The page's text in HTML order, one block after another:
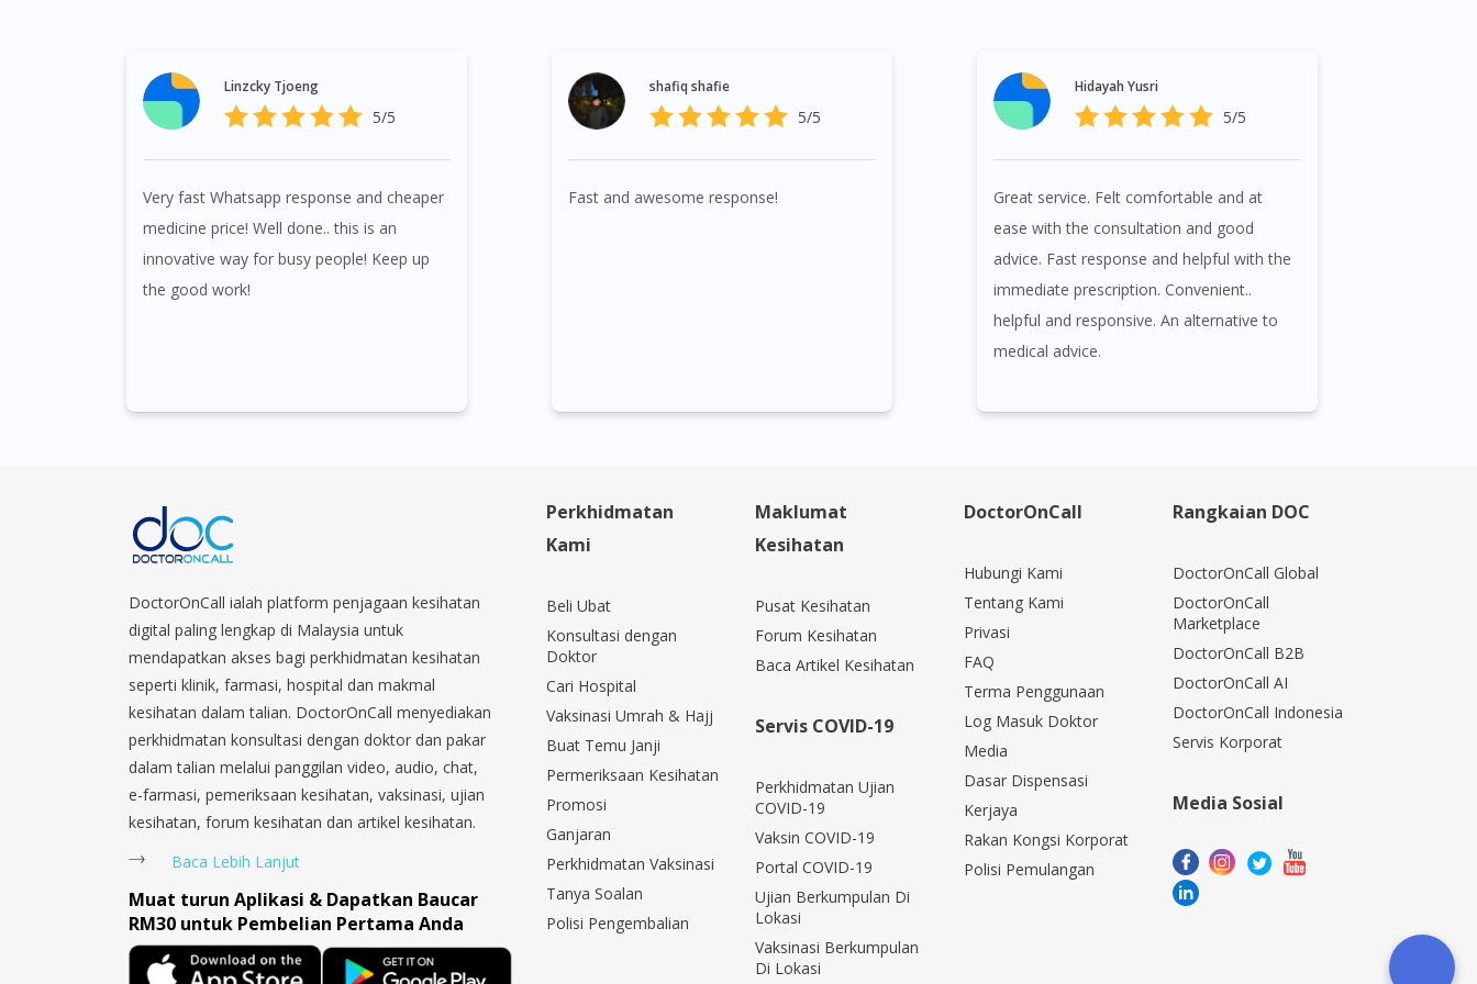
Linzcky Tjoeng
5/5
Very fast Whatsapp response and cheaper
medicine price! Well done.. this is an
innovative way for busy people! Keep up
the good work!
shafiq shafie
5/5
Fast and awesome response!
Hidayah Yusri
5/5
Great service. Felt comfortable and at
ease with the consultation and good
advice. Fast response and helpful with the
immediate prescription. Convenient..
helpful and responsive. An alternative to
medical advice.
DoctorOnCall ialah platform penjagaan kesihatan
digital paling lengkap di Malaysia untuk
mendapatkan akses bagi perkhidmatan kesihatan
seperti klinik, farmasi, hospital dan makmal
kesihatan dalam talian. DoctorOnCall menyediakan
perkhidmatan konsultasi dengan doktor dan pakar
dalam talian melalui panggilan video, audio, chat,
e-farmasi, pemeriksaan kesihatan, vaksinasi, ujian
kesihatan, forum kesihatan dan artikel kesihatan.
Baca Lebih Lanjut
Muat turun Aplikasi & Dapatkan Baucar
RM30 untuk Pembelian Pertama Anda
Perkhidmatan
Kami
Beli Ubat
Konsultasi dengan
Doktor
Cari Hospital
Vaksinasi Umrah & Hajj
Buat Temu Janji
Permeriksaan Kesihatan
Promosi
Ganjaran
Perkhidmatan Vaksinasi
Tanya Soalan
Polisi Pengembalian
Maklumat
Kesihatan
Pusat Kesihatan
Forum Kesihatan
Baca Artikel Kesihatan
Servis COVID-19
Perkhidmatan Ujian
COVID-19
Vaksin COVID-19
Portal COVID-19
Ujian Berkumpulan Di
Lokasi
Vaksinasi Berkumpulan
Di Lokasi
DoctorOnCall
Hubungi Kami
Tentang Kami
Privasi
FAQ
Terma Penggunaan
Log Masuk Doktor
Media
Dasar Dispensasi
Kerjaya
Rakan Kongsi Korporat
Polisi Pemulangan
Rangkaian DOC
DoctorOnCall Global
DoctorOnCall
Marketplace
DoctorOnCall B2B
DoctorOnCall AI
DoctorOnCall Indonesia
Servis Korporat
Media Sosial